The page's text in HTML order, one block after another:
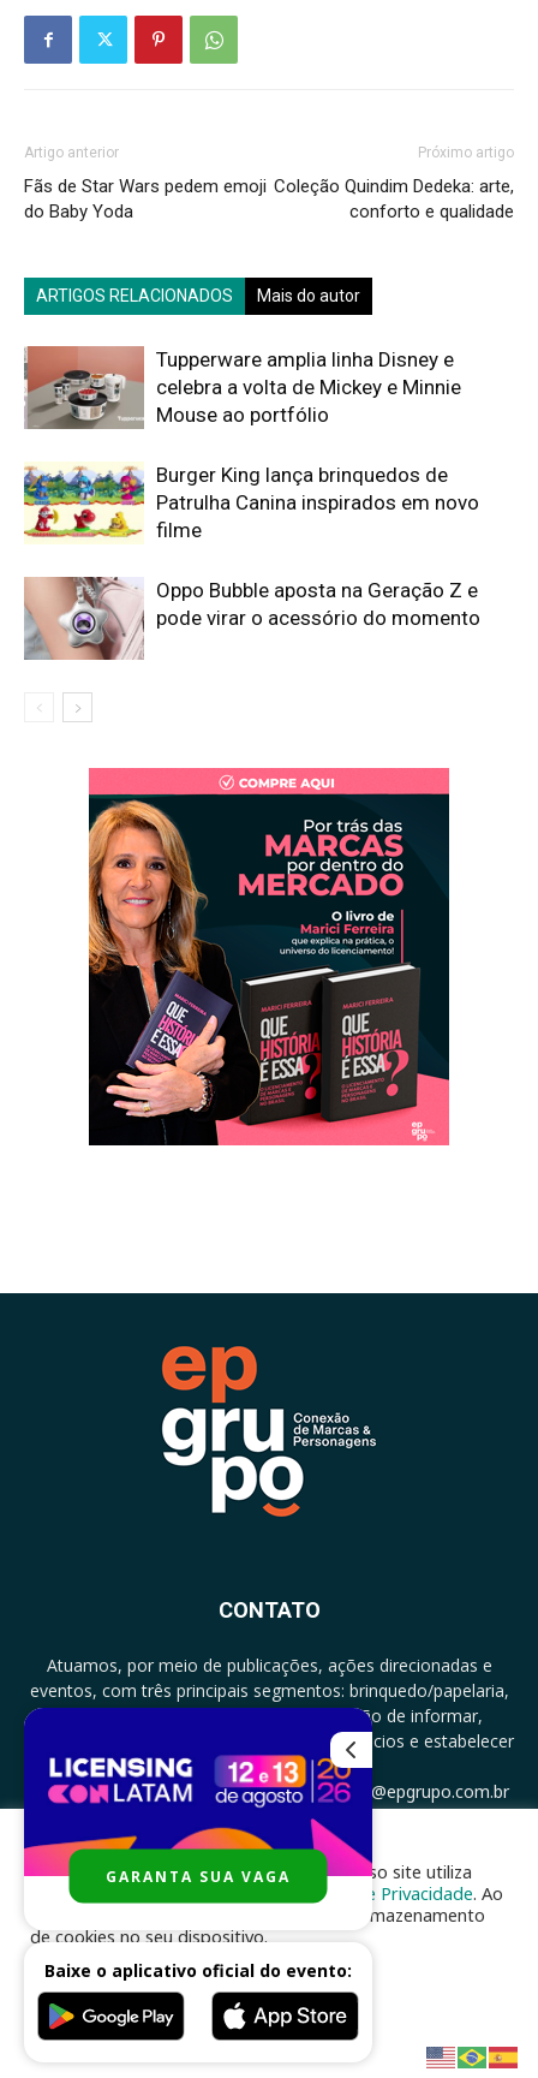
Artigo anterior
Fãs de Star Wars pedem emoji
do Baby Yoda
Próximo artigo
Coleção Quindim Dedeka: arte,
conforto e qualidade
ARTIGOS RELACIONADOS Mais do autor
Tupperware amplia linha Disney e
celebra a volta de Mickey e Minnie
Mouse ao portfólio
Burger King lança brinquedos de
Patrulha Canina inspirados em novo
filme
Oppo Bubble aposta na Geração Z e
pode virar o acessório do momento
CONTATO
Atuamos, por meio de publicações, ações direcionadas e
eventos, com três principais segmentos: brinquedo/papelaria,
licenciamento e zero a três com a missão de informar,
documentar, proporcionar encontro de negócios e estabelecer
parcerias.
CONTATO: +5511994513097 - atendimento@epgrupo.com.br
SIGA-NOS
Desenvolvido pornhsinfo.com.br
Para melhor experiência e navegação, nosso site utiliza
cookies, de acordo com a nossa
Política de Privacidade. Ao
clicar em “aceito”, você concorda com o armazenamento
de cookies no seu dispositivo.
ACEITAR
GARANTA SUA VAGA
Baixe o aplicativo oficial do evento: